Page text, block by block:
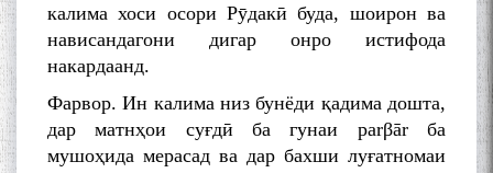
калима хоси осори Рӯдакӣ буда, шоирон ва
нависандагони дигар онро истифода
накардаанд.
Фарвор. Ин калима низ бунёди қадима дошта,
дар матнҳои суғдӣ ба гунаи parβār ба
мушоҳида мерасад ва дар бахши луғатномаи